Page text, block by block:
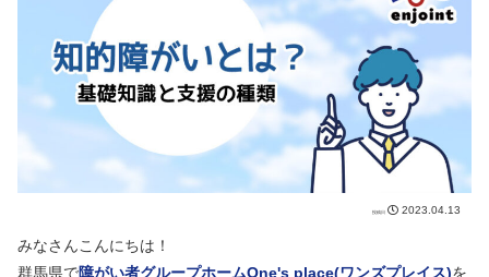
2023.04.13
みなさんこんにちは！
群馬県で障がい者グループホームOne's place(ワンズプレイス)を